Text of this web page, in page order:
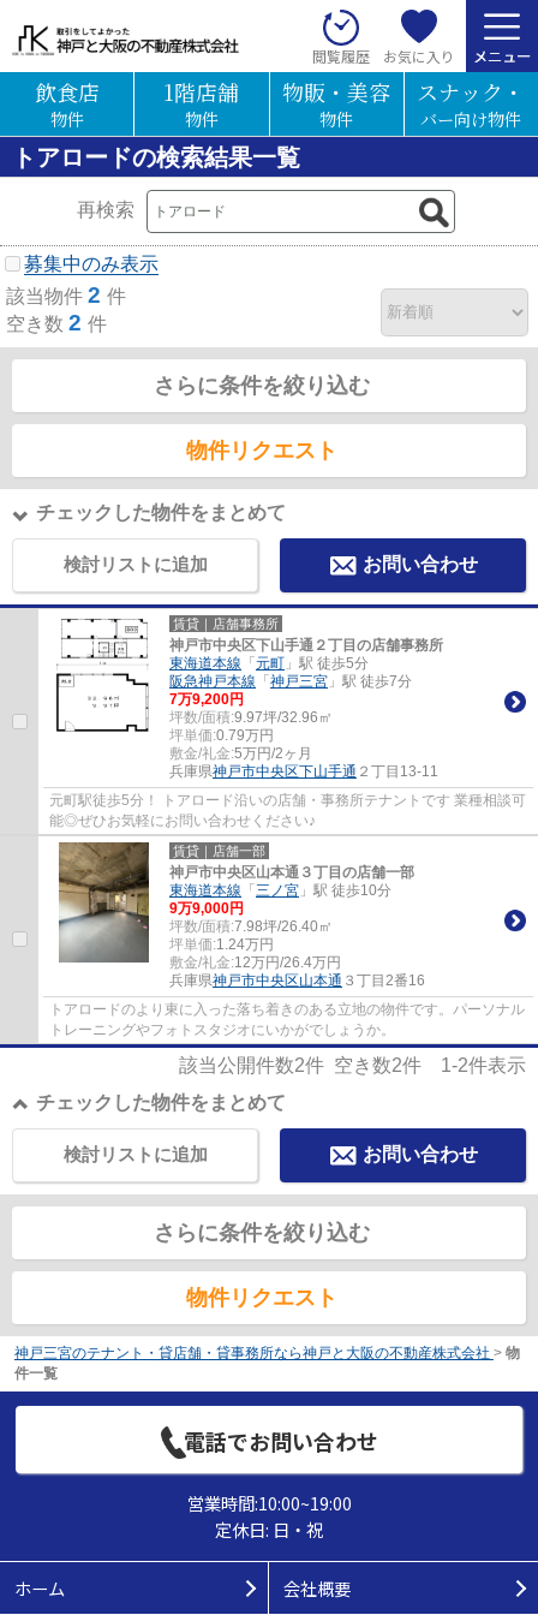
閲覧履歴 お気に入り
飲食店
物件
1階店舗
物件
物販・美容
物件
スナック・
バー向け物件
トアロードの検索結果一覧
再検索
募集中のみ表示
該当物件 2 件
空き数 2 件
さらに条件を絞り込む
物件リクエスト
チェックした物件をまとめて
検討リストに追加 お問い合わせ
賃貸｜店舗事務所
神戸市中央区下山手通２丁目の店舗事務所
東海道本線 「 元町 」駅 徒歩5分
阪急神戸本線 「 神戸三宮 」駅 徒歩7分
7万9,200円
坪数/面積:9.97坪/32.96㎡
坪単価:0.79万円
敷金/礼金:5万円/2ヶ月
兵庫県神戸市中央区下山手通 ２丁目13-11
元町駅徒歩5分！ トアロード沿いの店舗・事務所テナントです 業種相談可
能◎ぜひお気軽にお問い合わせください♪
賃貸｜店舗一部
神戸市中央区山本通３丁目の店舗一部
東海道本線 「 三ノ宮 」駅 徒歩10分
9万9,000円
坪数/面積:7.98坪/26.40㎡
坪単価:1.24万円
敷金/礼金:12万円/26.4万円
兵庫県神戸市中央区山本通 ３丁目2番16
トアロードのより東に入った落ち着きのある立地の物件です。パーソナル
トレーニングやフォトスタジオにいかがでしょうか。
該当公開件数2件 空き数2件 1-2件表示
チェックした物件をまとめて
お問い合わせ
検討リストに追加
さらに条件を絞り込む
物件リクエスト
神戸三宮のテナント・貸店舗・貸事務所なら神戸と大阪の不動産株式会社 > 物
件一覧
電話でお問い合わせ
営業時間:10:00~19:00
定休日: 日・祝
ホーム 会社概要